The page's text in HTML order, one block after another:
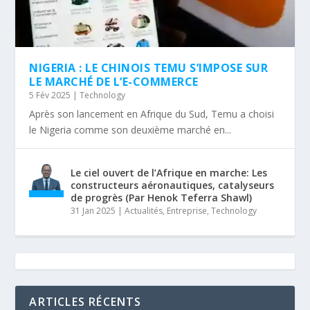
NIGERIA : LE CHINOIS TEMU S’IMPOSE SUR
LE MARCHÉ DE L’E-COMMERCE
5 Fév 2025 |Technology
Après son lancement en Afrique du Sud, Temu a choisi
le Nigeria comme son deuxième marché en...
Le ciel ouvert de l’Afrique en marche: Les
constructeurs aéronautiques, catalyseurs
de progrès (Par Henok Teferra Shawl)
31 Jan 2025 |Actualités, Entreprise,Technology
ARTICLES RÉCENTS